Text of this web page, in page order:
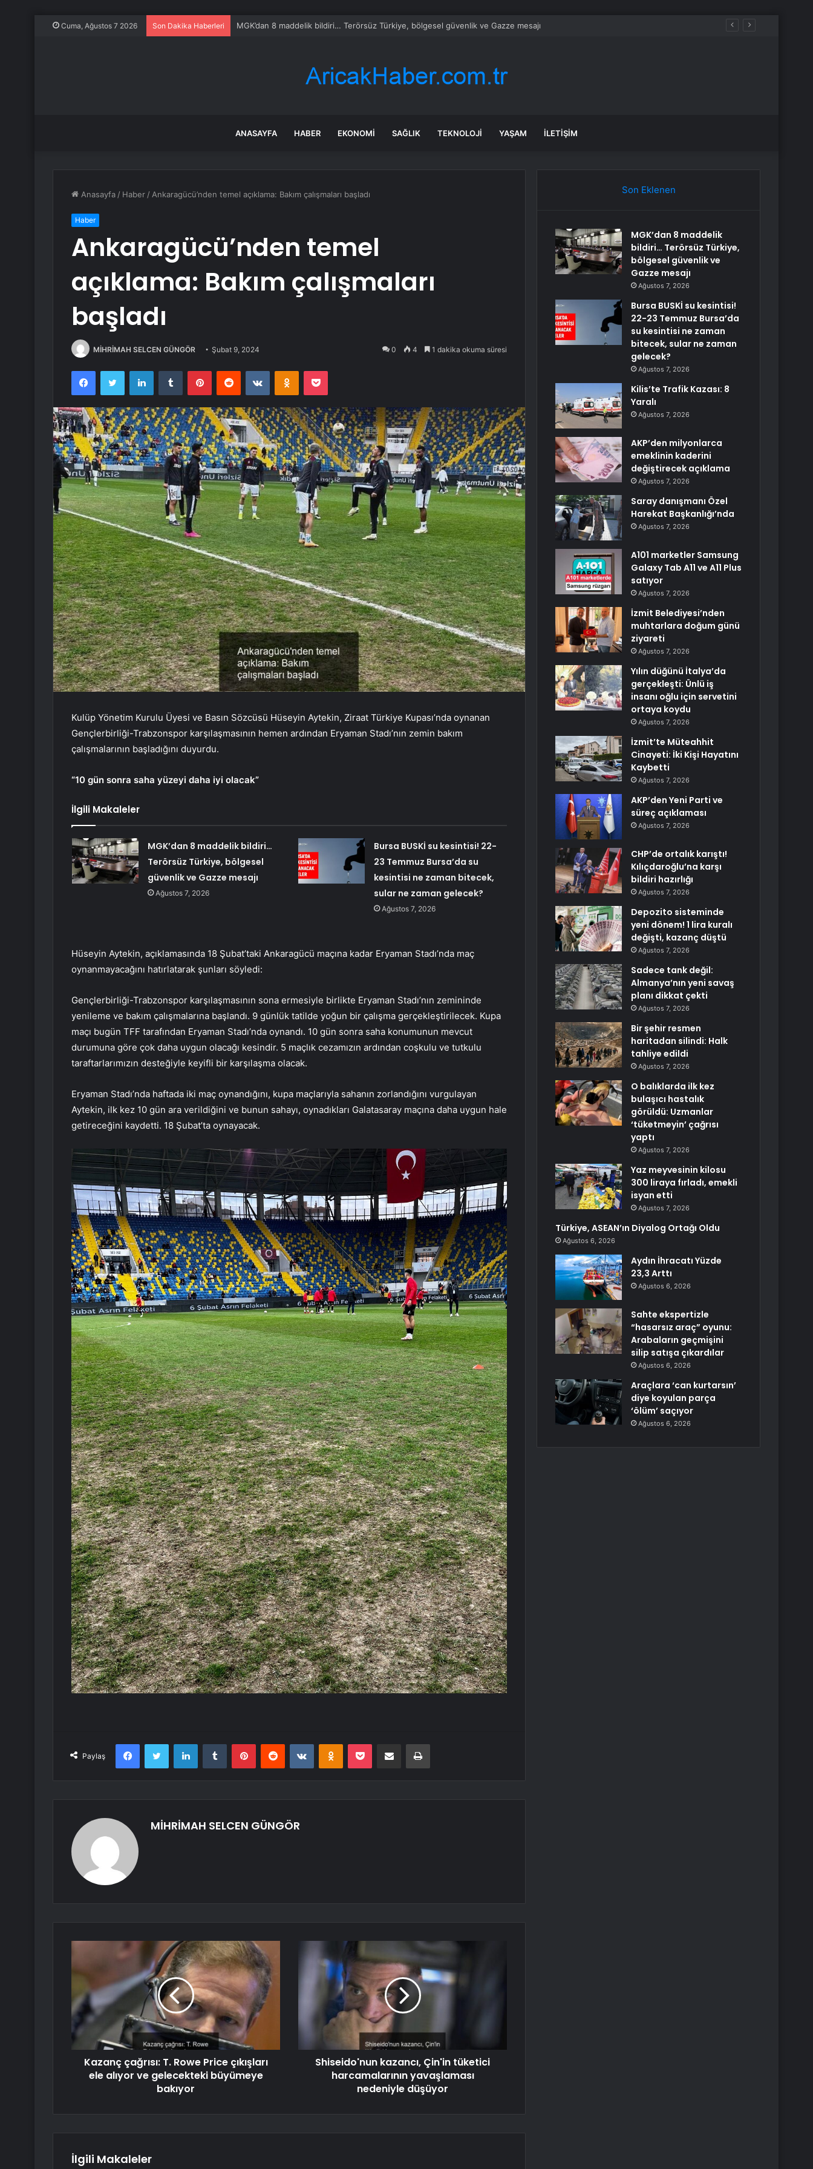
Cuma, Ağustos 7 2026 Son Dakika Haberleri Bursa BUSKİ su kesintisi! 22-23 Temmuz Bursa’da su kesintisi ne zaman bitecek, sular ne zaman gelecek?
ANASAYFA HABER EKONOMI SAĞLIK TEKNOLOJI YAŞAM İLETIŞIM
Anasayfa / Haber / Ankaragücü’nden temel açıklama: Bakım çalışmaları başladı
Haber
Ankaragücü’nden temel
açıklama: Bakım çalışmaları
başladı
MİHRİMAH SELCEN GÜNGÖR Şubat 9, 2024 0 4 1 dakika okuma süresi
FacebookTwitter LinkedInTumblr PinterestReddit VKontakteOdnoklassniki
Pocket
Kulüp Yönetim Kurulu Üyesi ve Basın Sözcüsü Hüseyin Aytekin, Ziraat Türkiye Kupası’nda oynanan
Gençlerbirliği-Trabzonspor karşılaşmasının hemen ardından Eryaman Stadı’nın zemin bakım
çalışmalarının başladığını duyurdu.
“10 gün sonra saha yüzeyi daha iyi olacak”
İlgili Makaleler
MGK’dan 8 maddelik bildiri…
Terörsüz Türkiye, bölgesel
güvenlik ve Gazze mesajı
Ağustos 7, 2026
Bursa BUSKİ su kesintisi! 22-
23 Temmuz Bursa’da su
kesintisi ne zaman bitecek,
sular ne zaman gelecek?
Ağustos 7, 2026
Hüseyin Aytekin, açıklamasında 18 Şubat’taki Ankaragücü maçına kadar Eryaman Stadı’nda maç
oynanmayacağını hatırlatarak şunları söyledi:
Gençlerbirliği-Trabzonspor karşılaşmasının sona ermesiyle birlikte Eryaman Stadı’nın zemininde
yenileme ve bakım çalışmalarına başlandı. 9 günlük tatilde yoğun bir çalışma gerçekleştirilecek. Kupa
maçı bugün TFF tarafından Eryaman Stadı’nda oynandı. 10 gün sonra saha konumunun mevcut
durumuna göre çok daha uygun olacağı kesindir. 5 maçlık cezamızın ardından coşkulu ve tutkulu
taraftarlarımızın desteğiyle keyifli bir karşılaşma olacak.
Eryaman Stadı’nda haftada iki maç oynandığını, kupa maçlarıyla sahanın zorlandığını vurgulayan
Aytekin, ilk kez 10 gün ara verildiğini ve bunun sahayı, oynadıkları Galatasaray maçına daha uygun hale
getireceğini kaydetti. 18 Şubat’ta oynayacak.
Paylaş
FacebookTwitter LinkedInTumblr PinterestReddit VKontakteOdnoklassniki
Pocket E-Posta ile paylaş Yazdır
MİHRİMAH SELCEN GÜNGÖR
Kazanç çağrısı: T. Rowe Price çıkışları
ele alıyor ve gelecekteki büyümeye
bakıyor
Shiseido'nun kazancı, Çin'in tüketici
harcamalarının yavaşlaması
nedeniyle düşüyor
İlgili Makaleler
Son Eklenen
MGK’dan 8 maddelik
bildiri… Terörsüz Türkiye,
bölgesel güvenlik ve
Gazze mesajı
Ağustos 7, 2026
Bursa BUSKİ su kesintisi!
22-23 Temmuz Bursa’da
su kesintisi ne zaman
bitecek, sular ne zaman
gelecek?
Ağustos 7, 2026
Kilis’te Trafik Kazası: 8
Yaralı
Ağustos 7, 2026
AKP’den milyonlarca
emeklinin kaderini
değiştirecek açıklama
Ağustos 7, 2026
Saray danışmanı Özel
Harekat Başkanlığı’nda
Ağustos 7, 2026
A101 marketler Samsung
Galaxy Tab A11 ve A11 Plus
satıyor
Ağustos 7, 2026
İzmit Belediyesi’nden
muhtarlara doğum günü
ziyareti
Ağustos 7, 2026
Yılın düğünü İtalya’da
gerçekleşti: Ünlü iş
insanı oğlu için servetini
ortaya koydu
Ağustos 7, 2026
İzmit’te Müteahhit
Cinayeti: İki Kişi Hayatını
Kaybetti
Ağustos 7, 2026
AKP’den Yeni Parti ve
süreç açıklaması
Ağustos 7, 2026
CHP’de ortalık karıştı!
Kılıçdaroğlu’na karşı
bildiri hazırlığı
Ağustos 7, 2026
Depozito sisteminde
yeni dönem! 1 lira kuralı
değişti, kazanç düştü
Ağustos 7, 2026
Sadece tank değil:
Almanya’nın yeni savaş
planı dikkat çekti
Ağustos 7, 2026
Bir şehir resmen
haritadan silindi: Halk
tahliye edildi
Ağustos 7, 2026
O balıklarda ilk kez
bulaşıcı hastalık
görüldü: Uzmanlar
‘tüketmeyin’ çağrısı
yaptı
Ağustos 7, 2026
Yaz meyvesinin kilosu
300 liraya fırladı, emekli
isyan etti
Ağustos 7, 2026
Türkiye, ASEAN’ın Diyalog Ortağı Oldu
Ağustos 6, 2026
Aydın İhracatı Yüzde
23,3 Arttı
Ağustos 6, 2026
Sahte ekspertizle
“hasarsız araç” oyunu:
Arabaların geçmişini
silip satışa çıkardılar
Ağustos 6, 2026
Araçlara ‘can kurtarsın’
diye koyulan parça
‘ölüm’ saçıyor
Ağustos 6, 2026